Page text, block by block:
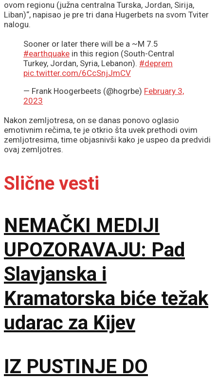
ovom regionu (južna centralna Turska, Jordan, Sirija,
Liban)“, napisao je pre tri dana Hugerbets na svom Tviter
nalogu.
Sooner or later there will be a ~M 7.5
#earthquake in this region (South-Central
Turkey, Jordan, Syria, Lebanon). #deprem
pic.twitter.com/6CcSnjJmCV
— Frank Hoogerbeets (@hogrbe) February 3,
2023
Nakon zemljotresa, on se danas ponovo oglasio
emotivnim rečima, te je otkrio šta uvek prethodi ovim
zemljotresima, time objasnivši kako je uspeo da predvidi
ovaj zemljotres.
Slične vesti
NEMAČKI MEDIJI
UPOZORAVAJU: Pad
Slavjanska i
Kramatorska biće težak
udarac za Kijev
IZ PUSTINJE DO